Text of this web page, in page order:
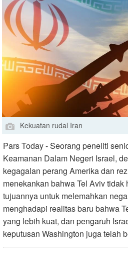
Kekuatan rudal Iran
Pars Today - Seorang peneliti
Keamanan Dalam Negeri Israel,
kegagalan perang Amerika dan
menekankan bahwa Tel Aviv
tujuannya untuk melemahkan
menghadapi realitas baru bahwa
yang lebih kuat, dan pengaruh
keputusan Washington juga telah